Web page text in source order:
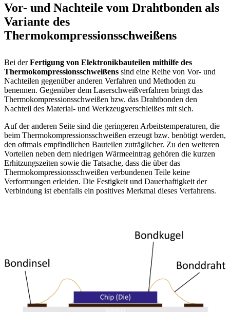
Vor- und Nachteile vom Drahtbonden als
Variante des
Thermokompressionsschweißens
Bei derFertigung von Elektronikbauteilen mithilfe des
Thermokompressionsschweißens sind eine Reihe von Vor- und
Nachteilen gegenüber anderen Verfahren und Methoden zu
benennen. Gegenüber dem Laserschweißverfahren bringt das
Thermokompressionsschweißen bzw. das Drahtbonden den
Nachteil des Material- und Werkzeugverschleißes mit sich.
Auf der anderen Seite sind die geringeren Arbeitstemperaturen, die
beim Thermokompressionsschweißen erzeugt bzw. benötigt werden,
den oftmals empfindlichen Bauteilen zuträglicher. Zu den weiteren
Vorteilen neben dem niedrigen Wärmeeintrag gehören die kurzen
Erhitzungszeiten sowie die Tatsache, dass die über das
Thermokompressionsschweißen verbundenen Teile keine
Verformungen erleiden. Die Festigkeit und Dauerhaftigkeit der
Verbindung ist ebenfalls ein positives Merkmal dieses Verfahrens.